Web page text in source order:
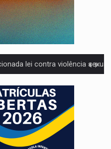
e Rússia discutem energia nuclear, defesa e
caminhão e carro deixa quatro mortos e um em
Negra ganha projeção nacional com participação de
Velho tem chances de chuvas isoladas nesta
Assembleia Geral delibera greve da educação